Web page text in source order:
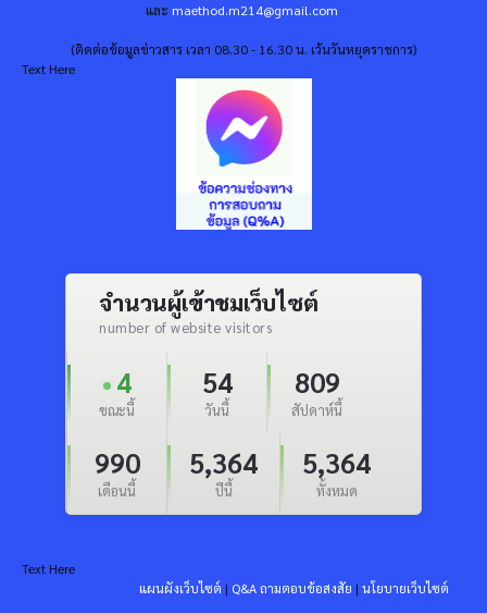
และ maethod.m214@gmail.com
(ติดต่อข้อมูลข่าวสาร เวลา 08.30 - 16.30 น. เว้นวันหยุดราชการ)
Text Here
จำนวนผู้เข้าชมเว็บไซต์
number of website visitors
4
ขณะนี้
54
วันนี้
809
สัปดาห์นี้
990
เดือนนี้
5,364
ปีนี้
5,364
ทั้งหมด
Text Here
แผนผังเว็บไซต์ | Q&A ถามตอบข้อสงสัย | นโยบายเว็บไซต์